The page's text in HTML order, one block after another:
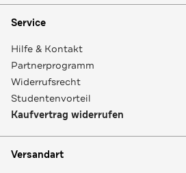
Service
Hilfe & Kontakt
Partnerprogramm
Widerrufsrecht
Studentenvorteil
Kaufvertrag widerrufen
Versandart